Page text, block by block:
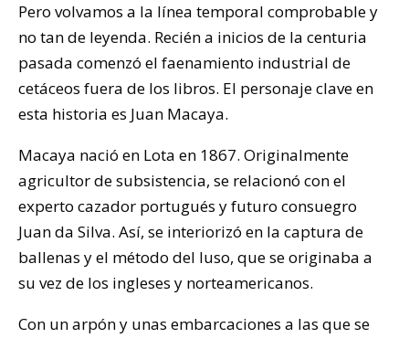
Pero volvamos a la línea temporal comprobable y
no tan de leyenda. Recién a inicios de la centuria
pasada comenzó el faenamiento industrial de
cetáceos fuera de los libros. El personaje clave en
esta historia es Juan Macaya.
Macaya nació en Lota en 1867. Originalmente
agricultor de subsistencia, se relacionó con el
experto cazador portugués y futuro consuegro
Juan da Silva. Así, se interiorizó en la captura de
ballenas y el método del luso, que se originaba a
su vez de los ingleses y norteamericanos.
Con un arpón y unas embarcaciones a las que se